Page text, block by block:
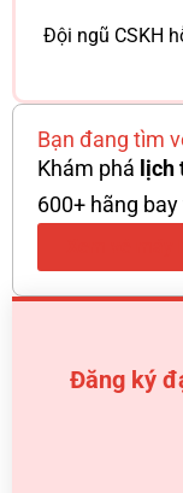
Đội ngũ CSKH
Bạn đang tìm
Khám phá
600+ hãng
Đăng ký